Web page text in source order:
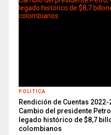
POLITICA
Rendición de Cuentas
Cambio del presidente
legado histórico de $8,7
colombianos